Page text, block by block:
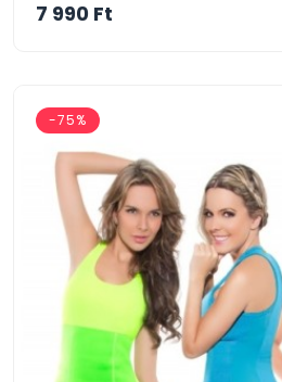
7 990 Ft
-75%